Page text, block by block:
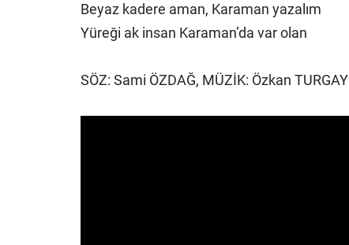
Beyaz kadere aman, Karaman yazalım
Yüreği ak insan Karaman’da var olan
SÖZ: Sami ÖZDAĞ, MÜZİK: Özkan TURGAY